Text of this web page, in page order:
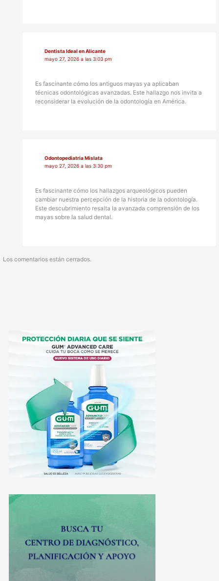
Dentista Ideal en Alicante
mayo 27, 2026 a las 3:03 pm
Es fascinante cómo los antiguos mayas ya aplicaban
técnicas odontológicas avanzadas. Este hallazgo nos invita a
reconsiderar la evolución de la odontología en América.
Odontopediatria Mislata
mayo 27, 2026 a las 3:30 pm
Es fascinante cómo los hallazgos arqueológicos pueden
cambiar nuestra percepción de la historia de la odontología.
Este descubrimiento resalta la avanzada comprensión de los
mayas sobre la salud dental.
Los comentarios están cerrados.